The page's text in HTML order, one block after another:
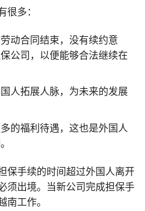
很多：
动合同结束，没有续约意
公司，以便能够合法继续在
人拓展人脉，为未来的发展
的福利待遇，这也是外国人
保手续的时间超过外国人离开
须出境。当新公司完成担保手
南工作。